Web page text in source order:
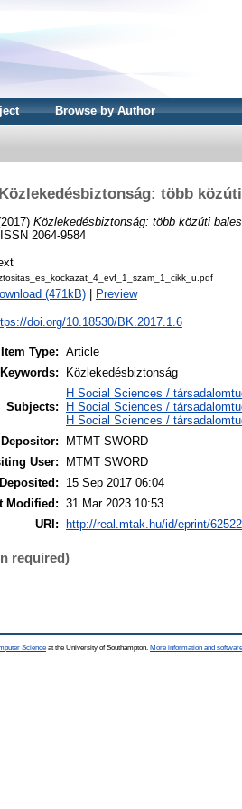
Browse by Author
Közlekedésbiztonság: több
Közlekedésbiztonság: több közúti
2064-9584
(471kB) Preview
doi.org/10.18530/BK.2017.1.6
Item Type: Article
Közlekedésbiztonság
Subjects:
H Social Sciences /
H Social Sciences /
H Social Sciences /
MTMT SWORD
User:
MTMT SWORD
15 Sep 2017 06:04
Modified:
31 Mar 2023 10:53
URI:
http://real.mtak.hu/id/eprint/62522
required)
Science at the University of Southampton. More information and